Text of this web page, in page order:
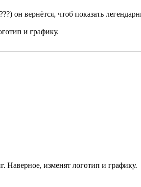
он вернётся, чтоб показать
и графику.
Наверное, изменят логотип и графику.